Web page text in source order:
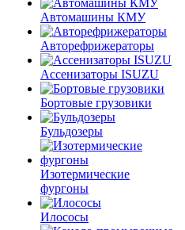
Автомашины КМУ
Авторефрижераторы
Ассенизаторы ISUZU
Бортовые грузовики
Бульдозеры
Изотермические
фургоны
Илососы